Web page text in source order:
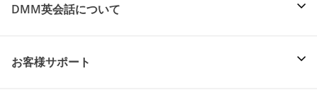
DMM英会話について
お客様サポート